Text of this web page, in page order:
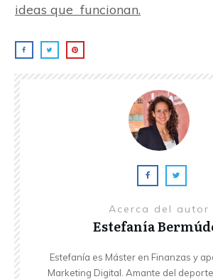
ideas que funcionan.
Acerca del autor
Estefanía
Estefanía es Máster en Finanzas y
Marketing Digital. Amante del